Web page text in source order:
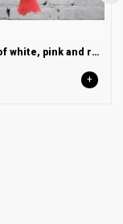
Bouquet of white, pink and red gladioli
+